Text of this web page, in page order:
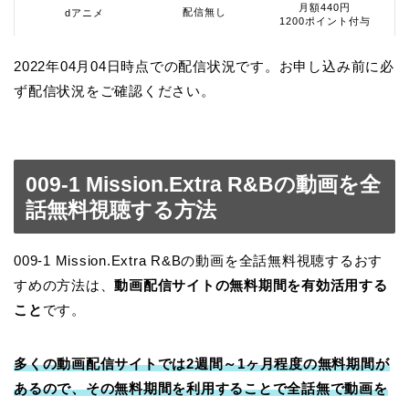
dアニメ 配信無し
月額440円
1200ポイント付与
2022年04月04日時点での配信状況です。お申し込み前に必
ず配信状況をご確認ください。
009-1 Mission.Extra R&Bの動画を全
話無料視聴する方法
009-1 Mission.Extra R&Bの動画を全話無料視聴するおす
すめの方法は、動画配信サイトの無料期間を有効活用する
こと です。
多くの動画配信サイトでは2週間～1ヶ月程度の無料期間が
あるので、その無料期間を利用することで全話無で動画を